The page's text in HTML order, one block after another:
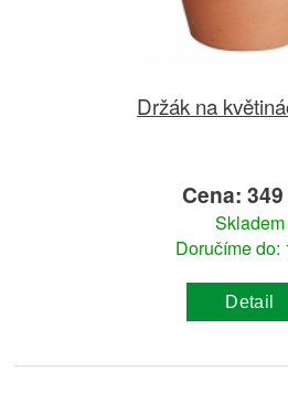
Držák na
Cena:
Skladem
Doručíme do:
Detail